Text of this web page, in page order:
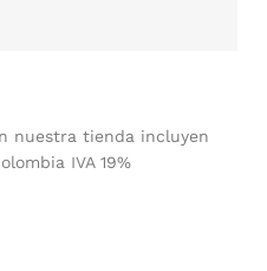
nuestra tienda incluyen
IVA 19%